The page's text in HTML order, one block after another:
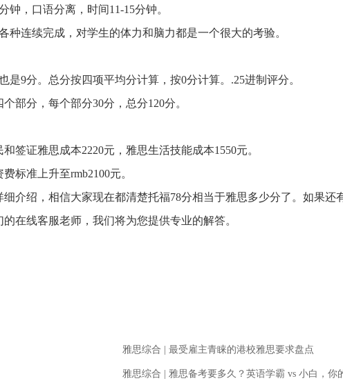
首次登录自动注册账号
钟，口语分离，时间11-15分钟。
种连续完成，对学生的体力和脑力都是一个很大的考验。
是9分。总分按四项平均分计算，按0分计算。.25进制评分。
部分，每个部分30分，总分120分。
签证雅思成本2220元，雅思生活技能成本1550元。
标准上升至rmb2100元。
介绍，相信大家现在都清楚托福78分相当于雅思多少分了。如果还
在线客服老师，我们将为您提供专业的解答。
雅思综合 最受雇主青睐的港校雅思要求盘点
雅思综合 雅思备考要多久？英语学霸 vs 小白，你的专属时间规划来了